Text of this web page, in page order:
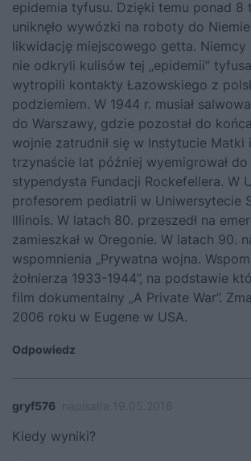
epidemia tyfusu. Dzięki temu ponad 8
uniknęło wywózki na roboty do
likwidację miejscowego getta.
nie odkryli kulisów tej „epidemii”
wytropili kontakty Łazowskiego z
podziemiem. W 1944 r. musiał
do Warszawy, gdzie pozostał do
wojnie zatrudnił się w Instytucie Matki
trzynaście lat później wyemigrował do
stypendysta Fundacji Rockefellera. W
profesorem pediatrii w Uniwersytecie
Illinois. W latach 80. przeszedł na
zamieszkał w Oregonie. W latach 90.
wspomnienia „Prywatna wojna.
żołnierza 1933-1944”, na podstawie
film dokumentalny „A Private War”.
2006 roku w Eugene w USA.
Odpowiedz
gryf576
Kiedy wyniki?